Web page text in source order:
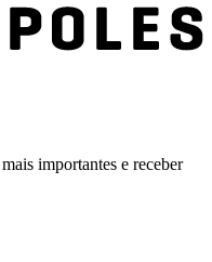
importantes e receber